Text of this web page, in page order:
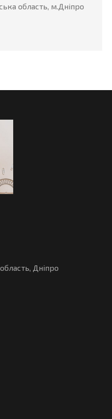
область, м.Дніпро
Дніпро